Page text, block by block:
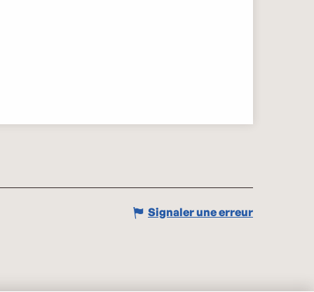
Signaler une erreur